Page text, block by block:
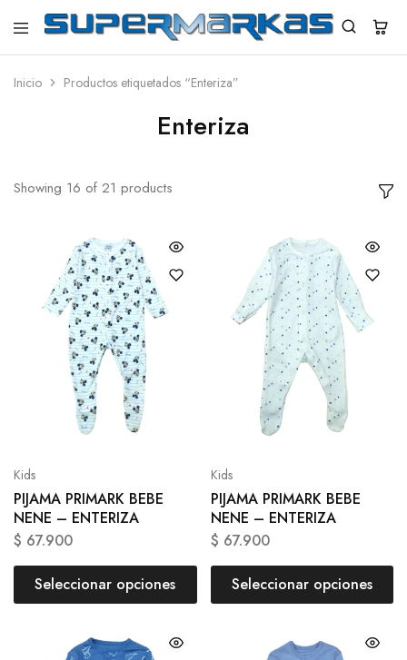
SuperMarkas
Ropa
con
Inicio Productos etiquetados “Enteriza”
Enteriza
Showing 16 of 21 products
Kids
PIJAMA PRIMARK BEBE
NENE – ENTERIZA
$ 67.900
Seleccionar opciones
Kids
PIJAMA PRIMARK BEBE
NENE – ENTERIZA
$ 67.900
Seleccionar opciones